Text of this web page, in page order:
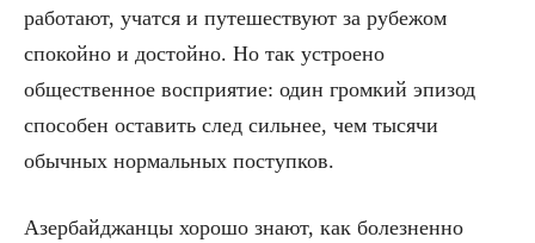
работают, учатся и путешествуют за рубежом
спокойно и достойно. Но так устроено
общественное восприятие: один громкий эпизод
способен оставить след сильнее, чем тысячи
обычных нормальных поступков.
Азербайджанцы хорошо знают, как болезненно